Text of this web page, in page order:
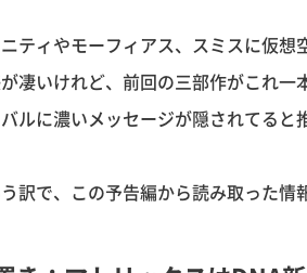
ニティやモーフィアス、スミスに仮
凄いけれど、前回の三部作がこれ
ルに濃いメッセージが隠されてると
訳で、この予告編から読み取った情